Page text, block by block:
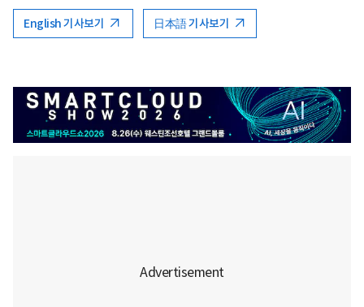
English 기사보기 日本語 기사보기